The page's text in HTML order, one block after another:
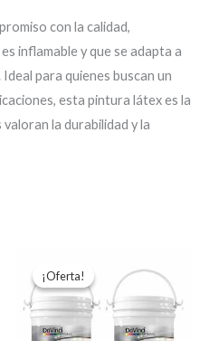
con la calidad,
inflamable y que se adapta a
para quienes buscan un
esta pintura látex es la
la durabilidad y la
producto
tiene
múltiples
¡Oferta!
¡Oferta!
precio
original
era:
UYU5.400,00.
es: